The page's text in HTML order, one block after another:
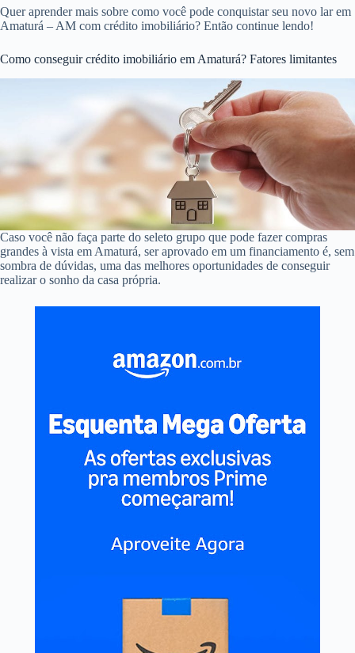
Quer aprender mais sobre como você pode conquistar seu novo lar em
Amaturá – AM com crédito imobiliário? Então continue lendo!
Como conseguir crédito imobiliário em Amaturá? Fatores limitantes
Caso você não faça parte do seleto grupo que pode fazer compras
grandes à vista em Amaturá, ser aprovado em um financiamento é, sem
sombra de dúvidas, uma das melhores oportunidades de conseguir
realizar o sonho da casa própria.